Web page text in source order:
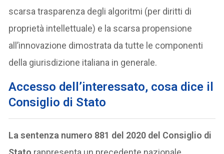
scarsa trasparenza degli algoritmi (per diritti di
proprietà intellettuale) e la scarsa propensione
all’innovazione dimostrata da tutte le componenti
della giurisdizione italiana in generale.
Accesso dell’interessato, cosa dice il
Consiglio di Stato
La sentenza numero 881 del 2020 del Consiglio di